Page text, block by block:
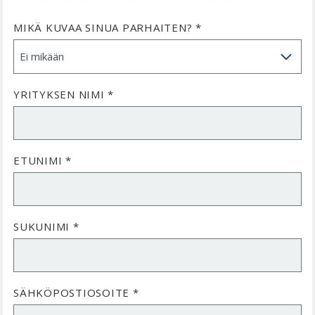
MIKÄ KUVAA SINUA PARHAITEN? *
YRITYKSEN NIMI *
ETUNIMI *
SUKUNIMI *
SÄHKÖPOSTIOSOITE *